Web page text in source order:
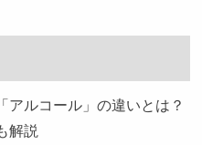
アルコール」の違いとは？
解説